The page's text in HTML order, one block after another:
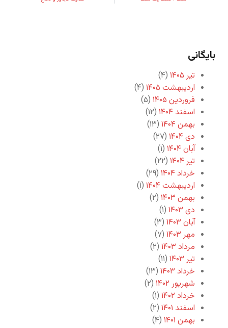
بایگانی
تیر ۱۴۰۵
(۴)
اردیبهشت ۱۴۰۵
(۴)
فروردین ۱۴۰۵
(۵)
اسفند ۱۴۰۴
(۱۲)
بهمن ۱۴۰۴
(۱۳)
دی ۱۴۰۴
(۲۷)
آبان ۱۴۰۴
(۱)
تیر ۱۴۰۴
(۲۲)
خرداد ۱۴۰۴
(۲۹)
اردیبهشت ۱۴۰۴
(۱)
بهمن ۱۴۰۳
(۲)
دی ۱۴۰۳
(۱)
آبان ۱۴۰۳
(۳)
مهر ۱۴۰۳
(۷)
مرداد ۱۴۰۳
(۲)
تیر ۱۴۰۳
(۱۱)
خرداد ۱۴۰۳
(۱۳)
شهریور ۱۴۰۲
(۲)
خرداد ۱۴۰۲
(۱)
اسفند ۱۴۰۱
(۲)
بهمن ۱۴۰۱
(۴)